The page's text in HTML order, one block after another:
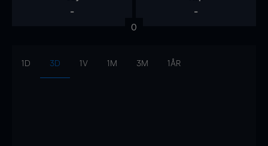
- -
0
1D 3D 1V 1M 3M 1ÅR